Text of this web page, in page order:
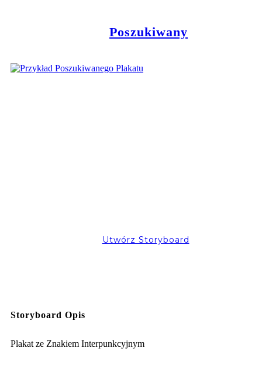
Poszukiwany
Utwórz Storyboard
Storyboard Opis
Plakat ze Znakiem Interpunkcyjnym